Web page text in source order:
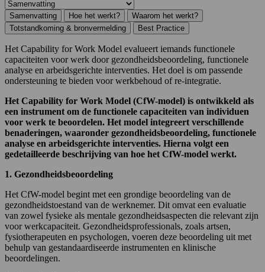
Samenvatting Hoe het werkt?
Waarom het werkt?
Totstandkoming & bronvermelding
Best Practice
Het Capability for Work Model evalueert iemands functionele
capaciteiten voor werk door gezondheidsbeoordeling, functionele
analyse en arbeidsgerichte interventies. Het doel is om passende
ondersteuning te bieden voor werkbehoud of re-integratie.
Het Capability for Work Model (CfW-model) is ontwikkeld als
een instrument om de functionele capaciteiten van individuen
voor werk te beoordelen. Het model integreert verschillende
benaderingen, waaronder gezondheidsbeoordeling, functionele
analyse en arbeidsgerichte interventies. Hierna volgt een
gedetailleerde beschrijving van hoe het CfW-model werkt.
1. Gezondheidsbeoordeling
Het CfW-model begint met een grondige beoordeling van de
gezondheidstoestand van de werknemer. Dit omvat een evaluatie
van zowel fysieke als mentale gezondheidsaspecten die relevant zijn
voor werkcapaciteit. Gezondheidsprofessionals, zoals artsen,
fysiotherapeuten en psychologen, voeren deze beoordeling uit met
behulp van gestandaardiseerde instrumenten en klinische
beoordelingen.